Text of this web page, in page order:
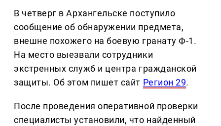
В четверг в Архангельске поступило
сообщение об обнаружении предмета,
внешне похожего на боевую гранату Ф-1.
На место выезвали сотрудники
экстренных служб и центра гражданской
защиты. Об этом пишет сайт Регион 29.
После проведения оперативной проверки
специалисты установили, что найденный